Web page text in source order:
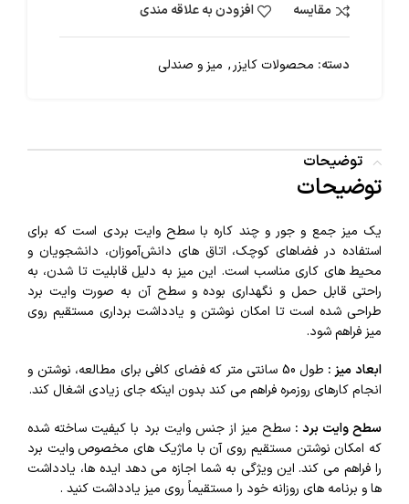
مقایسه افزودن به علاقه مندی
دسته: محصولات کایزر, میز و صندلی
توضیحات
توضیحات
یک میز جمع‌ و جور و چند کاره با سطح وایت بردی است که برای
استفاده در فضاهای کوچک، اتاق‌ های دانش‌آموزان، دانشجویان و
محیط‌ های کاری مناسب است. این میز به دلیل قابلیت تا شدن، به
راحتی قابل حمل و نگهداری بوده و سطح آن به صورت وایت برد
طراحی شده است تا امکان نوشتن و یادداشت برداری مستقیم روی
میز فراهم شود.
ابعاد میز :
طول 50 سانتی‌ متر که فضای کافی برای مطالعه، نوشتن و
انجام کارهای روزمره فراهم می‌ کند بدون اینکه جای زیادی اشغال کند.
سطح وایت برد : سطح میز از جنس وایت برد با کیفیت ساخته شده
که امکان نوشتن مستقیم روی آن با ماژیک‌ های مخصوص وایت برد
را فراهم می‌ کند. این ویژگی به شما اجازه می‌ دهد ایده‌ ها، یادداشت‌
ها و برنامه‌ های روزانه خود را مستقیماً روی میز یادداشت کنید .